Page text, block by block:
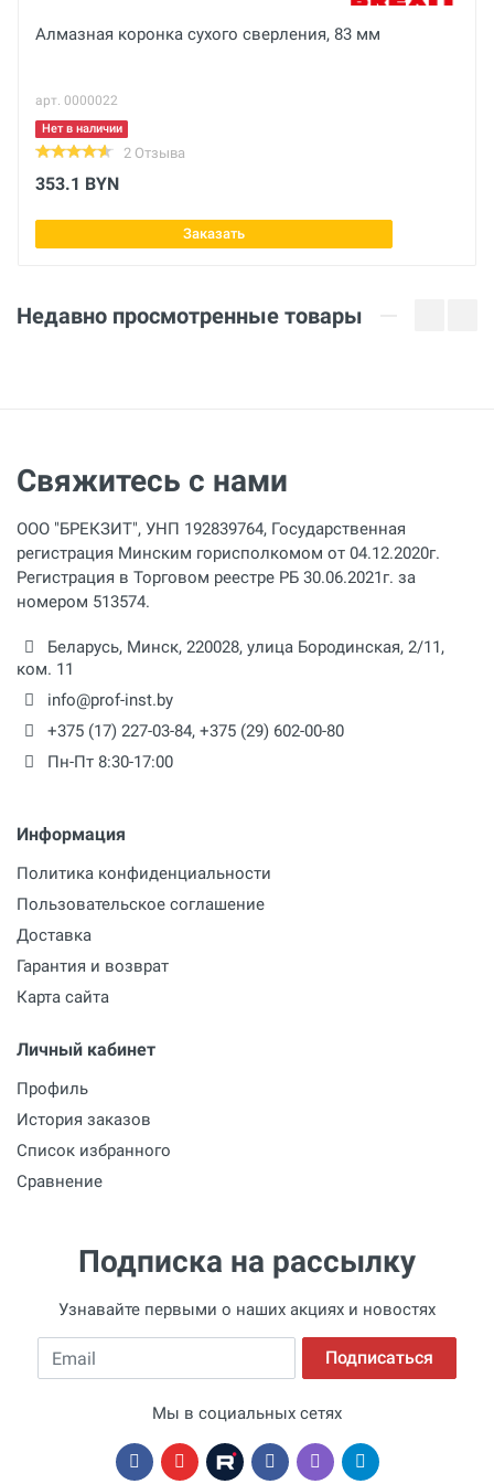
Посадочное отверстие
Количество сегментов
7 шт
Высота сегмента
Рабочая длина
Алмазная коронка сухого сверления, 83 мм
арт. 0000022
Нет в наличии
2 Отзыва
353.1 BYN
Заказать
Недавно просмотренные товары
Свяжитесь с нами
ООО "БРЕКЗИТ", УНП 192839764, Государственная
регистрация Минским горисполкомом от 04.12.2020г.
Регистрация в Торговом реестре РБ 30.06.2021г. за
номером 513574.
Беларусь, Минск, 220028, улица Бородинская, 2/11,
ком. 11
info@prof-inst.by
+375 (17) 227-03-84, +375 (29) 602-00-80
Пн-Пт 8:30-17:00
Информация
Политика конфиденциальности
Пользовательское соглашение
Доставка
Гарантия и возврат
Карта сайта
Личный кабинет
Профиль
История заказов
Список избранного
Сравнение
Подписка на рассылку
Узнавайте первыми о наших акциях и новостях
Email Подписаться
Мы в социальных сетях